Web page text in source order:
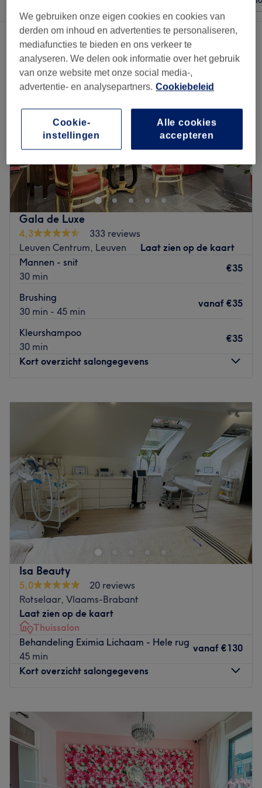
3 salons met:kappers en haarsalons in de buurt van Leuven
Gala de Luxe
4,3
333 reviews
Leuven Centrum, Leuven
Laat zien op de kaart
Mannen - snit
30 min
€35
Brushing
30 min - 45 min
vanaf €35
Kleurshampoo
30 min
€35
Kort overzicht salongegevens
11:00
11:00
20:00
Vrijdag
11:00 –20:00
Zaterdag
09:00 –18:00
Zondag
Gesloten
Gala de Luxe beauty & hair is gelegen in hartje Leuven.
Eigenaresse Galina is een haarstyliste met jarenlange
ervaring in de schoonheidswereld. De sleutelwoorden van
dit salon zijn: hygiëne en klantvriendelijkheid. Bij Gala de
Luxe beauty & hair word jij als een echte VIP behandeld.
Je kunt hier niet alleen terecht voor je haar maar tevens
voor manicure, pedicure, gelaatsverzorging, ontharing en
permanente make-up. Het concept is uniek – met één
afspraak kun je je van kop tot teen laten verwennen door
één en dezelfde specialiste. Zo bespaar je kostbare tijd!
Isa Beauty
5,0
20 reviews
Rotselaar, Vlaams-Brabant
Laat zien op de kaart
Thuissalon
Behandeling Eximia Lichaam - Hele rug
45 min
vanaf €130
Kort overzicht salongegevens
Dinsdag
20:00
Woensdag
20:00
Donderdag
14:00–
20:00
14:00
20:00
Zaterdag
11:00
We gebruiken onze eigen cookies en cookies van
derden om inhoud en advertenties te personaliseren,
mediafuncties te bieden en ons verkeer te
analyseren. We delen ook informatie over het gebruik
van onze website met onze social media-,
advertentie- en analysepartners. Cookiebeleid
Alle cookies
accepteren
Cookie-
instellingen